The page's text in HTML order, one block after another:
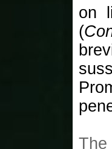
on
(